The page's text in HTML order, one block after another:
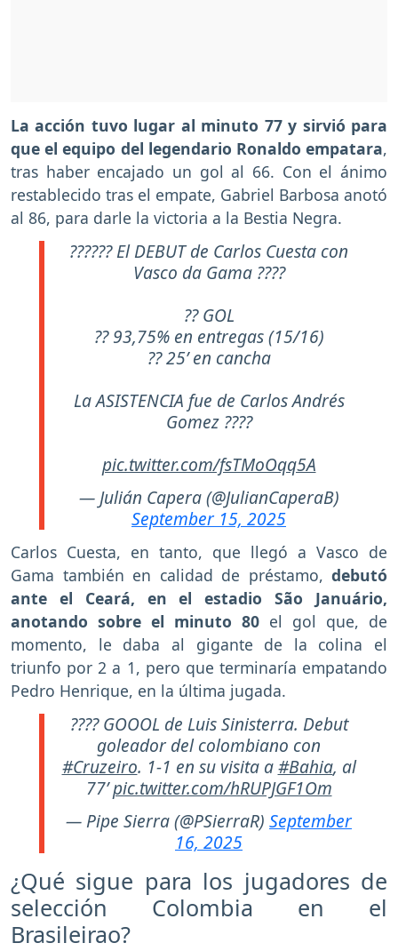
La acción tuvo lugar al minuto 77 y sirvió para
que el equipo del legendario Ronaldo empatara,
tras haber encajado un gol al 66. Con el ánimo
restablecido tras el empate, Gabriel Barbosa anotó
al 86, para darle la victoria a la Bestia Negra.
?????? El DEBUT de Carlos Cuesta con
Vasco da Gama ????
?? GOL
?? 93,75% en entregas (15/16)
?? 25’ en cancha
La ASISTENCIA fue de Carlos Andrés
Gomez ????
pic.twitter.com/fsTMoOqq5A
— Julián Capera (@JulianCaperaB)
September 15, 2025
Carlos Cuesta, en tanto, que llegó a Vasco de
Gama también en calidad de préstamo, debutó
ante el Ceará, en el estadio São Januário,
anotando sobre el minuto 80 el gol que, de
momento, le daba al gigante de la colina el
triunfo por 2 a 1, pero que terminaría empatando
Pedro Henrique, en la última jugada.
???? GOOOL de Luis Sinisterra. Debut
goleador del colombiano con
#Cruzeiro. 1-1 en su visita a#Bahia, al
77’pic.twitter.com/hRUPJGF1Om
— Pipe Sierra (@PSierraR) September
16, 2025
¿Qué sigue para los jugadores de
selección Colombia en el
Brasileirao?